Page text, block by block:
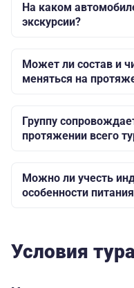
На каком
экскурсии?
Может ли состав и
меняться на
Группу
протяжении всего
Можно ли учесть
особенности
Условия